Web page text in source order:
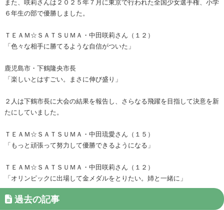
６年生の部で優勝しました。
ＴＥＡＭ☆ＳＡＴＳＵＭＡ・中田咲莉さん（１２）
「色々な相手に勝てるような自信がついた」
鹿児島市・下鶴隆央市長
「楽しいとはすごい。まさに伸び盛り」
２人は下鶴市長に大会の結果を報告し、さらなる飛躍を目指して決意を新
たにしていました。
ＴＥＡＭ☆ＳＡＴＳＵＭＡ・中田琉愛さん（１５）
「もっと頑張って努力して優勝できるようになる」
ＴＥＡＭ☆ＳＡＴＳＵＭＡ・中田咲莉さん（１２）
「オリンピックに出場して金メダルをとりたい。姉と一緒に」
過去の記事